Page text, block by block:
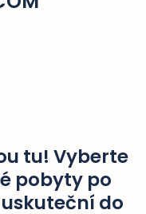
tu! Vyberte
pobyty po
do